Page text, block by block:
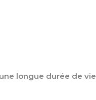
longue durée de vie